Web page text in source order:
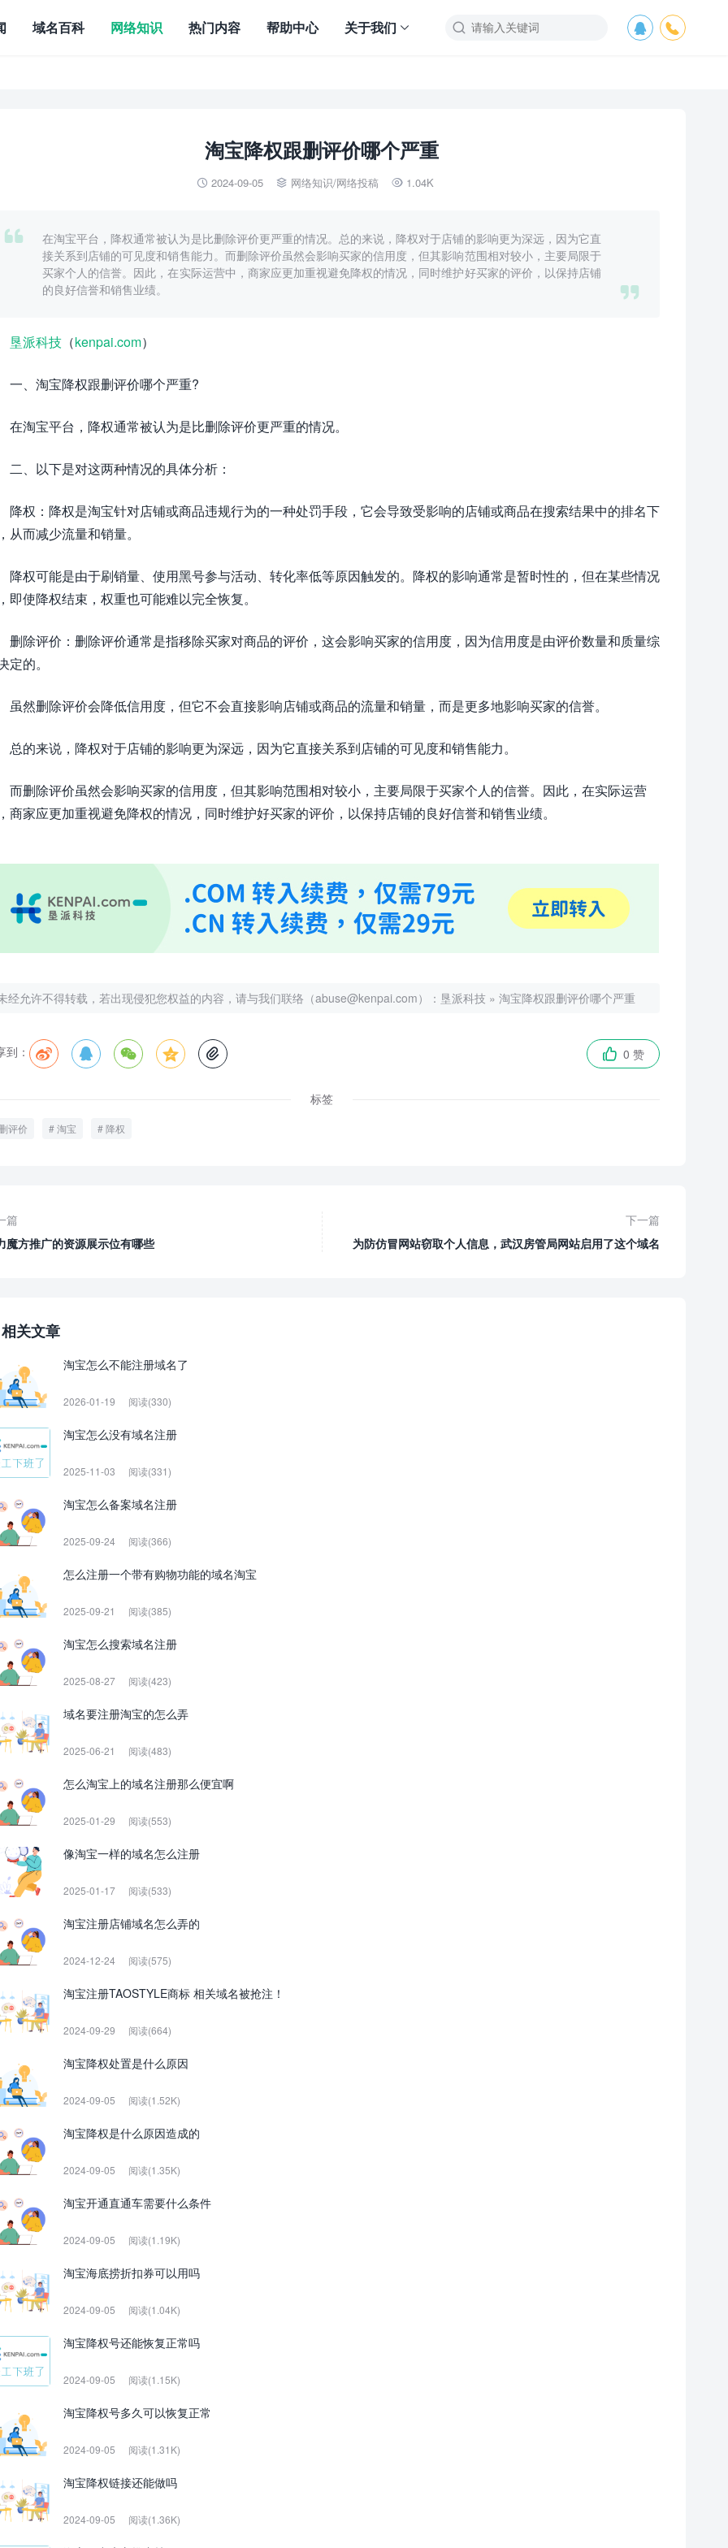
 

域名百科 网络知识 热门内容 帮助中心 关于我们
淘宝降权跟删评价哪个严重
 2024-09-05  网络知识/网络投稿  1.04K


在淘宝平台，降权通常被认为是比删除评价更严重的情况。总的来说，降权对于店铺的影响更为深远，因为它直
接关系到店铺的可见度和销售能力。而删除评价虽然会影响买家的信用度，但其影响范围相对较小，主要局限于
买家个人的信誉。因此，在实际运营中，商家应更加重视避免降权的情况，同时维护好买家的评价，以保持店铺
的良好信誉和销售业绩。
垦派科技 （kenpai.com）
一、淘宝降权跟删评价哪个严重?
在淘宝平台，降权通常被认为是比删除评价更严重的情况。
二、以下是对这两种情况的具体分析：
降权：降权是淘宝针对店铺或商品违规行为的一种处罚手段，它会导致受影响的店铺或商品在搜索结果中的排名下
从而减少流量和销量。
降权可能是由于刷销量、使用黑号参与活动、转化率低等原因触发的。降权的影响通常是暂时性的，但在某些情况
即使降权结束，权重也可能难以完全恢复。
删除评价：删除评价通常是指移除买家对商品的评价，这会影响买家的信用度，因为信用度是由评价数量和质量综
定的。
虽然删除评价会降低信用度，但它不会直接影响店铺或商品的流量和销量，而是更多地影响买家的信誉。
总的来说，降权对于店铺的影响更为深远，因为它直接关系到店铺的可见度和销售能力。
而删除评价虽然会影响买家的信用度，但其影响范围相对较小，主要局限于买家个人的信誉。因此，在实际运营
商家应更加重视避免降权的情况，同时维护好买家的评价，以保持店铺的良好信誉和销售业绩。
经允许不得转载，若出现侵犯您权益的内容，请与我们联络（abuse@kenpai.com）： 垦派科技 » 淘宝降权跟删评价哪个严重
到：       0 赞
标签
评价 淘宝 降权
篇
魔方推广的资源展示位有哪些
下一篇
为防仿冒网站窃取个人信息，武汉房管局网站启用了这个域名
相关文章
淘宝怎么不能注册域名了
2026-01-19 阅读(330)
淘宝怎么没有域名注册
2025-11-03 阅读(331)
淘宝怎么备案域名注册
2025-09-24 阅读(366)
怎么注册一个带有购物功能的域名淘宝
2025-09-21 阅读(385)
淘宝怎么搜索域名注册
2025-08-27 阅读(423)
域名要注册淘宝的怎么弄
2025-06-21 阅读(483)
怎么淘宝上的域名注册那么便宜啊
2025-01-29 阅读(553)
像淘宝一样的域名怎么注册
2025-01-17 阅读(533)
淘宝注册店铺域名怎么弄的
2024-12-24 阅读(575)
淘宝注册TAOSTYLE商标 相关域名被抢注！
2024-09-29 阅读(664)
淘宝降权处置是什么原因
2024-09-05 阅读(1.52K)
淘宝降权是什么原因造成的
2024-09-05 阅读(1.35K)
淘宝开通直通车需要什么条件
2024-09-05 阅读(1.19K)
淘宝海底捞折扣券可以用吗
2024-09-05 阅读(1.04K)
淘宝降权号还能恢复正常吗
2024-09-05 阅读(1.15K)
淘宝降权号多久可以恢复正常
2024-09-05 阅读(1.31K)
淘宝降权链接还能做吗
2024-09-05 阅读(1.36K)